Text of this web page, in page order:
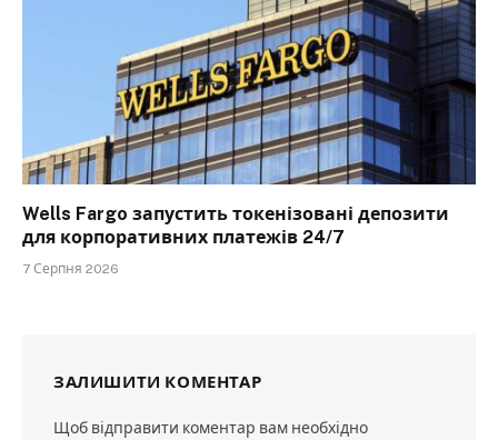
Wells Fargo запустить токенізовані депозити
для корпоративних платежів 24/7
7 Серпня 2026
ЗАЛИШИТИ КОМЕНТАР
Щоб відправити коментар вам необхідно